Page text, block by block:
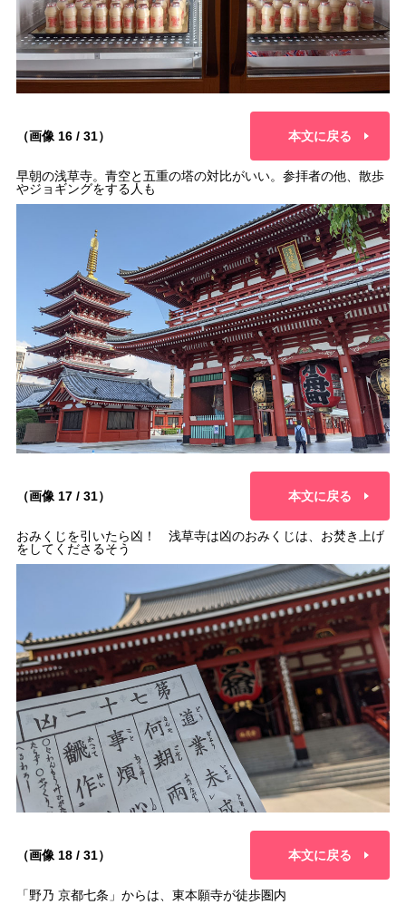
（画像 16 / 31） 本文に戻る
早朝の浅草寺。青空と五重の塔の対比がいい。参拝者の他、散歩
やジョギングをする人も
（画像 17 / 31） 本文に戻る
おみくじを引いたら凶！ 浅草寺は凶のおみくじは、お焚き上げ
をしてくださるそう
（画像 18 / 31） 本文に戻る
「野乃 京都七条」からは、東本願寺が徒歩圏内